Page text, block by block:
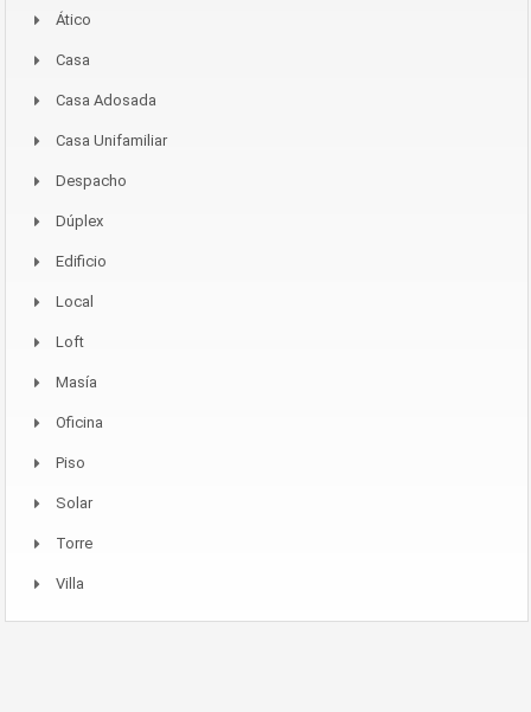
Ático
Casa
Casa Adosada
Casa Unifamiliar
Despacho
Dúplex
Edificio
Local
Loft
Masía
Oficina
Piso
Solar
Torre
Villa